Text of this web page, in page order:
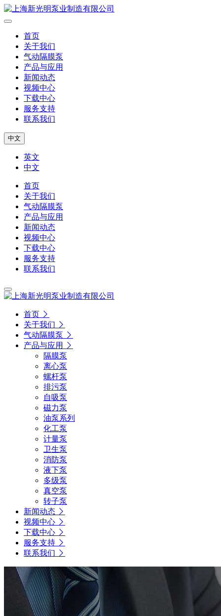
首页
关于我们
气动隔膜泵
产品与应用
新闻动态
视频中心
下载中心
服务支持
联系我们
中文
英文
中文
首页
关于我们
气动隔膜泵
产品与应用
新闻动态
视频中心
下载中心
服务支持
联系我们
首页
关于我们
气动隔膜泵
产品与应用
隔膜泵
离心泵
螺杆泵
排污泵
自吸泵
磁力泵
油泵系列
化工泵
计量泵
卫生泵
消防泵
液下泵
多级泵
真空泵
转子泵
新闻动态
视频中心
下载中心
服务支持
联系我们